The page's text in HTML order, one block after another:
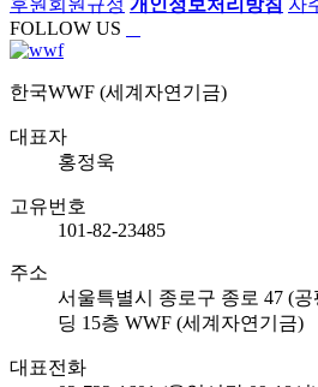
후원회원규정 개인정보처리방침 자
FOLLOW US
한국WWF (세계자연기금)
대표자
홍정욱
고유번호
101-82-23485
주소
서울특별시 종로구 종로 47 (
딩 15층 WWF (세계자연기금)
대표전화